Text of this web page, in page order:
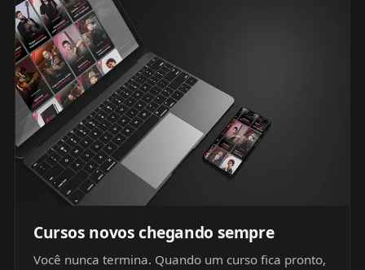
Cursos novos chegando sempre
Você nunca termina. Quando um curso fica pronto,